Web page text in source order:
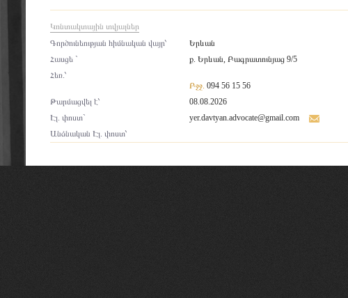
Կոնտակտային տվյալներ
Գործունեության հիմնական վայր՝
Երևան
Հասցե `
ք. Երևան, Բագրատունյաց 9/5
Հեռ.՝
Բջջ. 094 56 15 56
Թարմացվել է՝
08.08.2026
Էլ. փոստ`
yer.davtyan.advocate@gmail.com
Անձնական Էլ. փոստ՝